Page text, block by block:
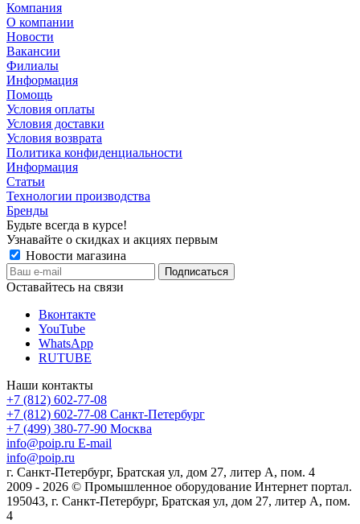
Компания
О компании
Новости
Вакансии
Филиалы
Информация
Помощь
Условия оплаты
Условия доставки
Условия возврата
Политика конфиденциальности
Информация
Статьи
Технологии производства
Бренды
Будьте всегда в курсе!
Узнавайте о скидках и акциях первым
Новости магазина
Оставайтесь на связи
Вконтакте
YouTube
WhatsApp
RUTUBE
Наши контакты
+7 (812) 602-77-08
+7 (812) 602-77-08 Санкт-Петербург
+7 (499) 380-77-90 Москва
info@poip.ru E-mail
info@poip.ru
г. Санкт-Петербург, Братская ул, дом 27, литер А, пом. 4
2009 - 2026 © Промышленное оборудование Интернет портал.
195043, г. Санкт-Петербург, Братская ул, дом 27, литер А, пом.
4